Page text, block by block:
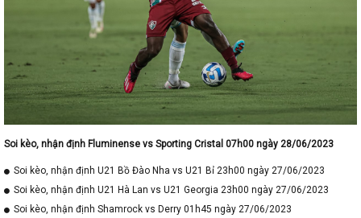
Soi kèo, nhận định Fluminense vs Sporting Cristal 07h00 ngày 28/06/2023
Soi kèo, nhận định U21 Bồ Đào Nha vs U21 Bỉ 23h00 ngày 27/06/2023
Soi kèo, nhận định U21 Hà Lan vs U21 Georgia 23h00 ngày 27/06/2023
Soi kèo, nhận định Shamrock vs Derry 01h45 ngày 27/06/2023